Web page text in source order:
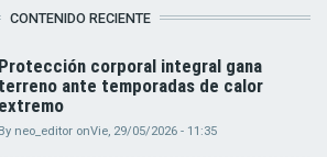
CONTENIDO RECIENTE
Protección corporal integral gana
terreno ante temporadas de calor
extremo
By neo_editor onVie, 29/05/2026 - 11:35